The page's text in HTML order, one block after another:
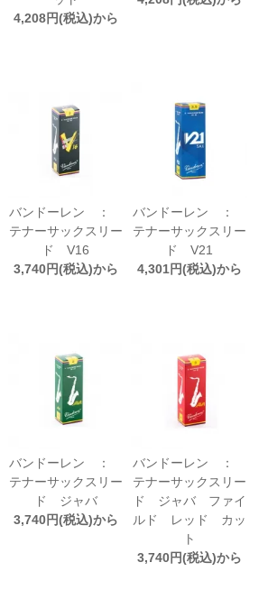
4,208円(税込)から
バンドーレン ：
テナーサックスリー
ド V16
3,740円(税込)から
バンドーレン ：
テナーサックスリー
ド V21
4,301円(税込)から
バンドーレン ：
テナーサックスリー
ド ジャバ
3,740円(税込)から
バンドーレン ：
テナーサックスリー
ド ジャバ ファイ
ルド レッド カッ
ト
3,740円(税込)から